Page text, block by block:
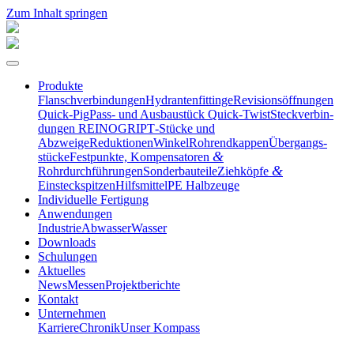
Zum Inhalt springen
Produkte
Flansch­ver­bin­dungenHydran­ten­fit­tingeRevisi­ons­öff­nungen
Quick-PigPass- und Ausbau­stück Quick-TwistSteck­ver­bin­
dungen REINOGRIPT‑Stücke und
AbzweigeReduktionenWinkelRohrend­kappenÜbergangs­
stückeFestpunkte, Kompen­sa­toren &
RohrdurchführungenSonder­bau­teileZiehköpfe &
EinsteckspitzenHilfs­mittelPE Halbzeuge
Indivi­duelle Fertigung
Anwen­dungen
IndustrieAbwasserWasser
Downloads
Schulungen
Aktuelles
NewsMessenProjekt­be­richte
Kontakt
Unter­nehmen
KarriereChronikUnser Kompass